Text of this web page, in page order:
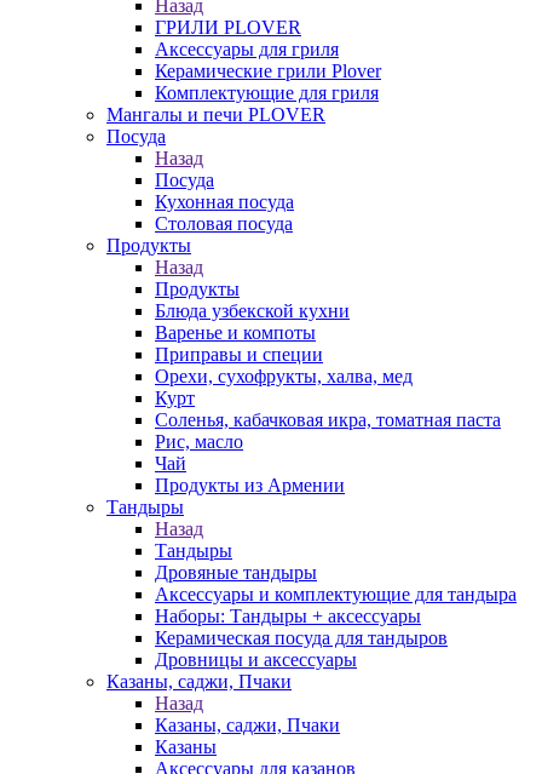
Назад
ГРИЛИ PLOVER
Аксессуары для гриля
Керамические грили Plover
Комплектующие для гриля
Мангалы и печи PLOVER
Посуда
Назад
Посуда
Кухонная посуда
Столовая посуда
Продукты
Назад
Продукты
Блюда узбекской кухни
Варенье и компоты
Приправы и специи
Орехи, сухофрукты, халва, мед
Курт
Соленья, кабачковая икра, томатная паста
Рис, масло
Чай
Продукты из Армении
Тандыры
Назад
Тандыры
Дровяные тандыры
Аксессуары и комплектующие для тандыра
Наборы: Тандыры + аксессуары
Керамическая посуда для тандыров
Дровницы и аксессуары
Казаны, саджи, Пчаки
Назад
Казаны, саджи, Пчаки
Казаны
Аксессуары для казанов